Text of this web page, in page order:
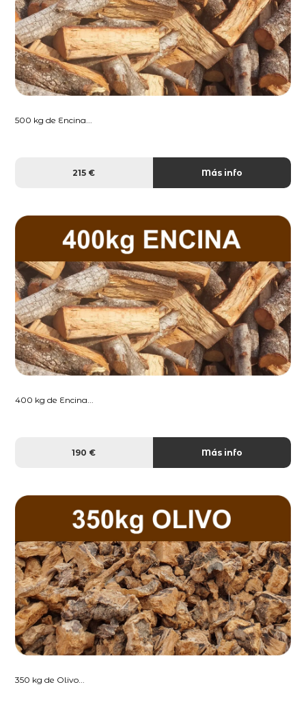
500 kg de Encina...
215 € Más info
400 kg de Encina...
190 € Más info
350 kg de Olivo...